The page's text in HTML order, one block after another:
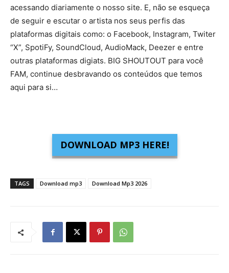
acessando diariamente o nosso site. E, não se esqueça
de seguir e escutar o artista nos seus perfis das
plataformas digitais como: o Facebook, Instagram, Twiter
“X”, SpotiFy, SoundCloud, AudioMack, Deezer e entre
outras plataformas digiats. BIG SHOUTOUT para você
FAM, continue desbravando os conteúdos que temos
aqui para si…
DOWNLOAD MP3 HERE!
TAGS Download mp3 Download Mp3 2026